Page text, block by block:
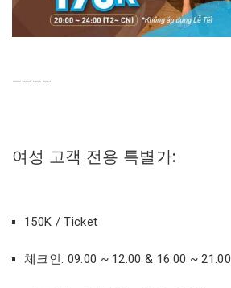
————
여성 고객 전용 특별가:
150K / Ticket
체크인: 09:00 ~ 12:00 & 16:00 ~ 21:00